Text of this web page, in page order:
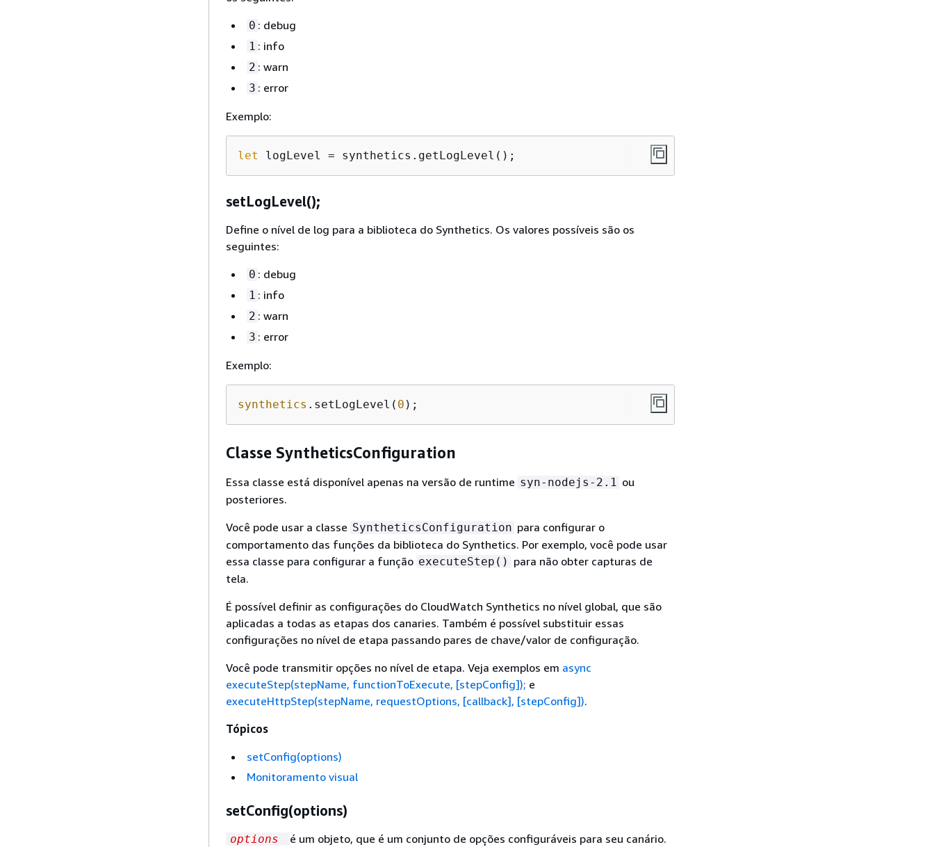
0 : debug
1 : info
2 : warn
3 : error
Exemplo:
let logLevel = synthetics.getLogLevel();
setLogLevel();
Define o nível de log para a biblioteca do Synthetics. Os valores possíveis são os
seguintes:
0 : debug
1 : info
2 : warn
3 : error
Exemplo:
synthetics .setLogLevel( 0 );
Classe SyntheticsConfiguration
Essa classe está disponível apenas na versão de runtime syn-nodejs-2.1 ou
posteriores.
Você pode usar a classe SyntheticsConfiguration para configurar o
comportamento das funções da biblioteca do Synthetics. Por exemplo, você pode usar
essa classe para configurar a função executeStep() para não obter capturas de
tela.
É possível definir as configurações do CloudWatch Synthetics no nível global, que são
aplicadas a todas as etapas dos canaries. Também é possível substituir essas
configurações no nível de etapa passando pares de chave/valor de configuração.
Você pode transmitir opções no nível de etapa. Veja exemplos em async
executeStep(stepName, functionToExecute, [stepConfig]); e
executeHttpStep(stepName, requestOptions, [callback], [stepConfig]).
Tópicos
setConfig(options)
Monitoramento visual
setConfig(options)
options é um objeto, que é um conjunto de opções configuráveis para seu canário.